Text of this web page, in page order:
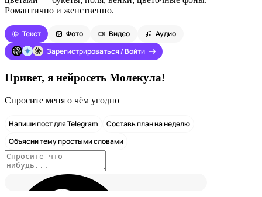
Романтично и женственно.
Текст Фото Видео
Аудио
Зарегистрироваться / Войти
Привет, я нейросеть Молекула!
Спросите меня о чём угодно
Напиши пост для Telegram
Составь план на неделю
Объясни тему простыми словами